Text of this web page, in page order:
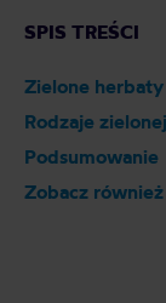
SPIS TREŚCI
Zielone
Rodzaje
Podsumowanie
Zobacz również